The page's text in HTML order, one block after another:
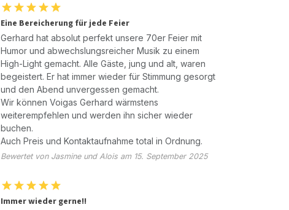
Eine Bereicherung für jede Feier
Gerhard hat absolut perfekt unsere 70er Feier mit
Humor und abwechslungsreicher Musik zu einem
High-Light gemacht. Alle Gäste, jung und alt, waren
begeistert. Er hat immer wieder für Stimmung gesorgt
und den Abend unvergessen gemacht.
Wir können Voigas Gerhard wärmstens
weiterempfehlen und werden ihn sicher wieder
buchen.
Auch Preis und Kontaktaufnahme total in Ordnung.
Bewertet von Jasmine und Alois am 15. September 2025
Immer wieder gerne!!